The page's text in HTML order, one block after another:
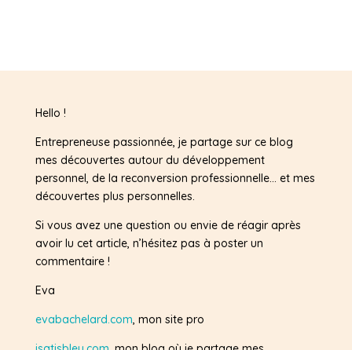
Hello !
Entrepreneuse passionnée, je partage sur ce blog
mes découvertes autour du développement
personnel, de la reconversion professionnelle… et mes
découvertes plus personnelles.
Si vous avez une question ou envie de réagir après
avoir lu cet article, n’hésitez pas à poster un
commentaire !
Eva
evabachelard.com, mon site pro